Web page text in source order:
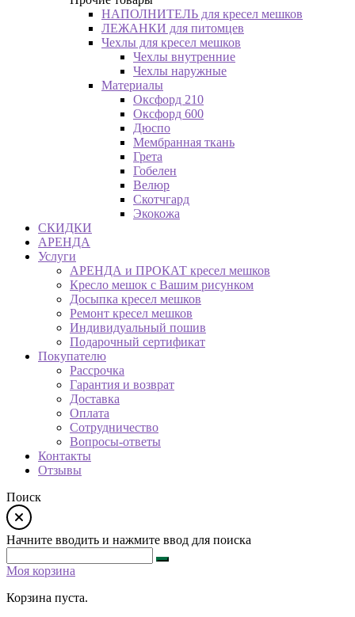
НАПОЛНИТЕЛЬ для кресел мешков
ЛЕЖАНКИ для питомцев
Чехлы для кресел мешков
Чехлы внутренние
Чехлы наружные
Материалы
Оксфорд 210
Оксфорд 600
Дюспо
Мембранная ткань
Грета
Гобелен
Велюр
Скотчгард
Экокожа
СКИДКИ
АРЕНДА
Услуги
АРЕНДА и ПРОКАТ кресел мешков
Кресло мешок с Вашим рисунком
Досыпка кресел мешков
Ремонт кресел мешков
Индивидуальный пошив
Подарочный сертификат
Покупателю
Рассрочка
Гарантия и возврат
Доставка
Оплата
Сотрудничество
Вопросы-ответы
Контакты
Отзывы
Поиск
Начните вводить и нажмите ввод для поиска
Моя корзина
Корзина пуста.